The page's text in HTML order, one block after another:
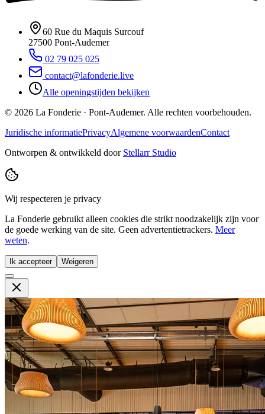
60 Rue du Maquis Surcouf
27500 Pont-Audemer
02 79 025 025
contact@lafonderie.live
Alle openingstijden bekijken
© 2026 La Fonderie · Pont-Audemer. Alle rechten voorbehouden.
Juridische informatiePrivacyAlgemene voorwaardenContact
Ontworpen & ontwikkeld door Stellarr Studio
Wij respecteren je privacy
La Fonderie gebruikt alleen cookies die strikt noodzakelijk zijn voor
de goede werking van de site. Geen advertentietrackers. Meer
weten.
Ik accepteer Weigeren